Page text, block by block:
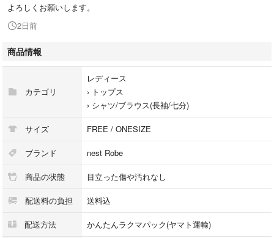
よろしくお願いします。
2日前
商品情報
カテゴリ
レディース
› トップス
› シャツ/ブラウス(長袖/七分)
サイズ FREE / ONESIZE
ブランド nest Robe
商品の状態 目立った傷や汚れなし
配送料の負担 送料込
配送方法 かんたんラクマパック(ヤマト運輸)